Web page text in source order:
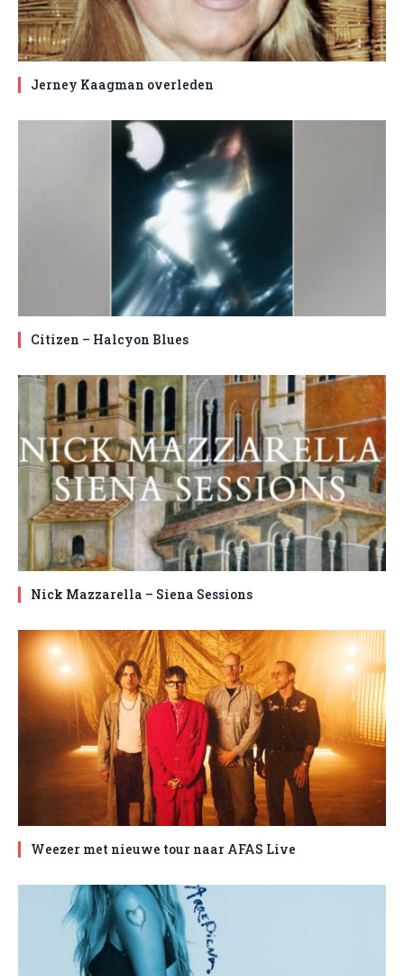
Jerney Kaagman overleden
Citizen – Halcyon Blues
Nick Mazzarella – Siena Sessions
Weezer met nieuwe tour naar AFAS Live